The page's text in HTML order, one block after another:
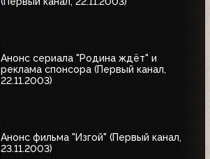
Анонс сериала "Родина ждёт" и
реклама спонсора (Первый канал,
22.11.2003)
Анонс фильма "Изгой" (Первый канал,
23.11.2003)